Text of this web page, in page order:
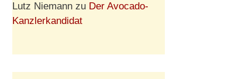
Lutz Niemann zu Der Avocado-
Kanzlerkandidat